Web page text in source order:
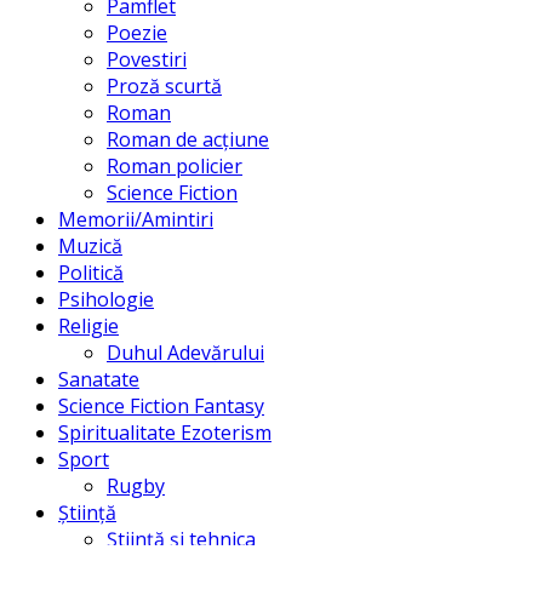
Pamflet
Poezie
Povestiri
Proză scurtă
Roman
Roman de acțiune
Roman policier
Science Fiction
Memorii/Amintiri
Muzică
Politică
Psihologie
Religie
Duhul Adevărului
Sanatate
Science Fiction Fantasy
Spiritualitate Ezoterism
Sport
Rugby
Știință
Știință și tehnica